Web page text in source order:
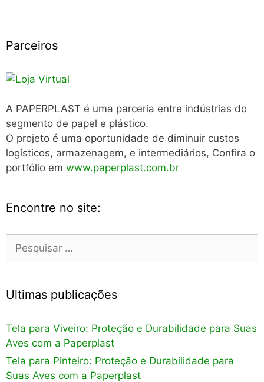
Parceiros
A PAPERPLAST é uma parceria entre indústrias do
segmento de papel e plástico.
O projeto é uma oportunidade de diminuir custos
logísticos, armazenagem, e intermediários, Confira o
portfólio em www.paperplast.com.br
Encontre no site:
Pesquisar
Ultimas publicações
Tela para Viveiro: Proteção e Durabilidade para Suas
Aves com a Paperplast
Tela para Pinteiro: Proteção e Durabilidade para
Suas Aves com a Paperplast